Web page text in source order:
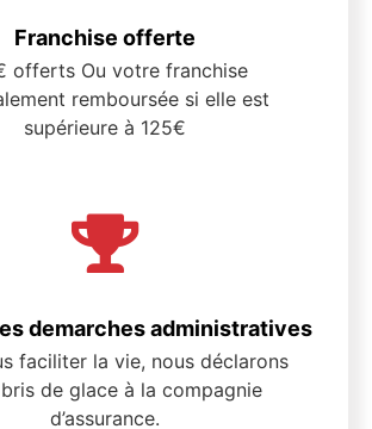
Franchise offerte
offerts Ou votre franchise
remboursée si elle est
supérieure à 125€
demarches administratives
faciliter la vie, nous déclarons
de glace à la compagnie
d’assurance.